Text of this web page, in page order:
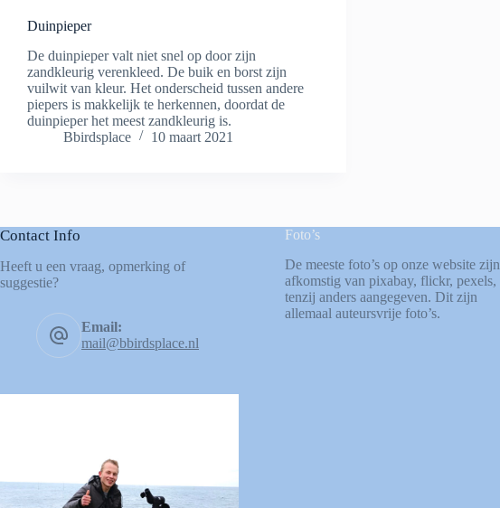
Duinpieper
De duinpieper valt niet snel op door zijn
zandkleurig verenkleed. De buik en borst zijn
vuilwit van kleur. Het onderscheid tussen andere
piepers is makkelijk te herkennen, doordat de
duinpieper het meest zandkleurig is.
Bbirdsplace
10 maart 2021
Contact Info
Heeft u een vraag, opmerking of
suggestie?
Email:
mail@bbirdsplace.nl
Foto’s
De meeste foto’s op onze website zijn
afkomstig van pixabay, flickr, pexels,
tenzij anders aangegeven. Dit zijn
allemaal auteursvrije foto’s.